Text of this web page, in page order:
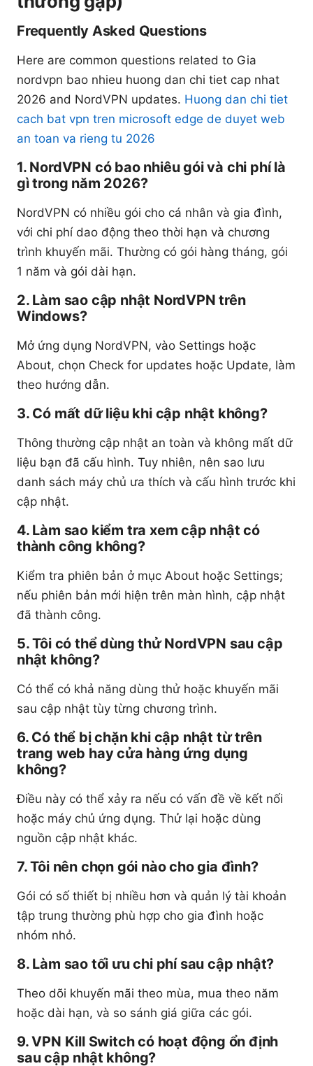
Frequently Asked Questions
Here are common questions related to Gia
nordvpn bao nhieu huong dan chi tiet cap nhat
2026 and NordVPN updates. Huong dan chi tiet
cach bat vpn tren microsoft edge de duyet web
an toan va rieng tu 2026
1. NordVPN có bao nhiêu gói và chi phí là
gì trong năm 2026?
NordVPN có nhiều gói cho cá nhân và gia đình,
với chi phí dao động theo thời hạn và chương
trình khuyến mãi. Thường có gói hàng tháng, gói
1 năm và gói dài hạn.
2. Làm sao cập nhật NordVPN trên
Windows?
Mở ứng dụng NordVPN, vào Settings hoặc
About, chọn Check for updates hoặc Update, làm
theo hướng dẫn.
3. Có mất dữ liệu khi cập nhật không?
Thông thường cập nhật an toàn và không mất dữ
liệu bạn đã cấu hình. Tuy nhiên, nên sao lưu
danh sách máy chủ ưa thích và cấu hình trước khi
cập nhật.
4. Làm sao kiểm tra xem cập nhật có
thành công không?
Kiểm tra phiên bản ở mục About hoặc Settings;
nếu phiên bản mới hiện trên màn hình, cập nhật
đã thành công.
5. Tôi có thể dùng thử NordVPN sau cập
nhật không?
Có thể có khả năng dùng thử hoặc khuyến mãi
sau cập nhật tùy từng chương trình.
6. Có thể bị chặn khi cập nhật từ trên
trang web hay cửa hàng ứng dụng
không?
Điều này có thể xảy ra nếu có vấn đề về kết nối
hoặc máy chủ ứng dụng. Thử lại hoặc dùng
nguồn cập nhật khác.
7. Tôi nên chọn gói nào cho gia đình?
Gói có số thiết bị nhiều hơn và quản lý tài khoản
tập trung thường phù hợp cho gia đình hoặc
nhóm nhỏ.
8. Làm sao tối ưu chi phí sau cập nhật?
Theo dõi khuyến mãi theo mùa, mua theo năm
hoặc dài hạn, và so sánh giá giữa các gói.
9. VPN Kill Switch có hoạt động ổn định
sau cập nhật không?